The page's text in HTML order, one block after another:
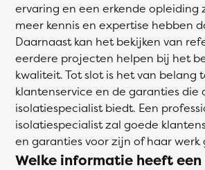
ervaring en een erkende opleiding
meer kennis en expertise hebben
Daarnaast kan het bekijken van
eerdere projecten helpen bij het
kwaliteit. Tot slot is het van belang
klantenservice en de garanties die
isolatiespecialist biedt. Een
isolatiespecialist zal goede
en garanties voor zijn of haar werk
Welke informatie heeft een